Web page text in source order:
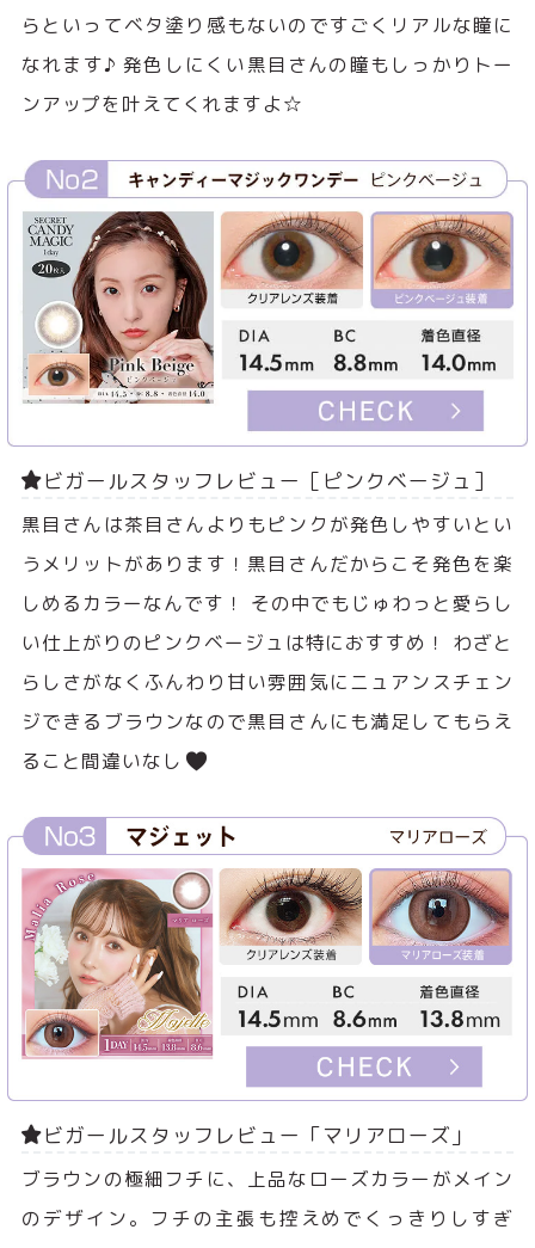
らといってベタ塗り感もないのですごくリアルな瞳に
なれます♪ 発色しにくい黒目さんの瞳もしっかりトー
ンアップを叶えてくれますよ☆
ビガールスタッフレビュー［ピンクベージュ］
黒目さんは茶目さんよりもピンクが発色しやすいとい
うメリットがあります！黒目さんだからこそ発色を楽
しめるカラーなんです！ その中でもじゅわっと愛らし
い仕上がりのピンクベージュは特におすすめ！ わざと
らしさがなくふんわり甘い雰囲気にニュアンスチェン
ジできるブラウンなので黒目さんにも満足してもらえ
ること間違いなし
ビガールスタッフレビュー「マリアローズ」
ブラウンの極細フチに、上品なローズカラーがメイン
のデザイン。フチの主張も控えめでくっきりしすぎ